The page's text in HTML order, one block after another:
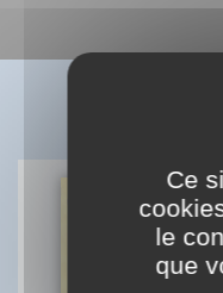
Ce
le
que